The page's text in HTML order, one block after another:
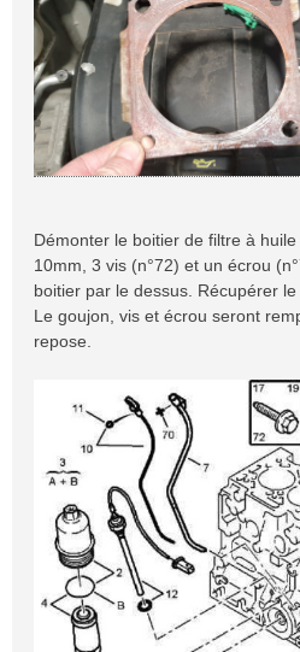
Démonter le boitier de filtre à
10mm, 3 vis (n°72) et un écrou
boitier par le dessus. Récupérer le
Le goujon, vis et écrou seront
repose.